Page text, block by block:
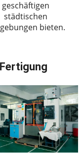
geschäftigen
städtischen
bieten.